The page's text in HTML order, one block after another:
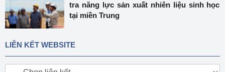
tra năng lực sản xuất nhiên liệu sinh học
tại miền Trung
LIÊN KẾT WEBSITE